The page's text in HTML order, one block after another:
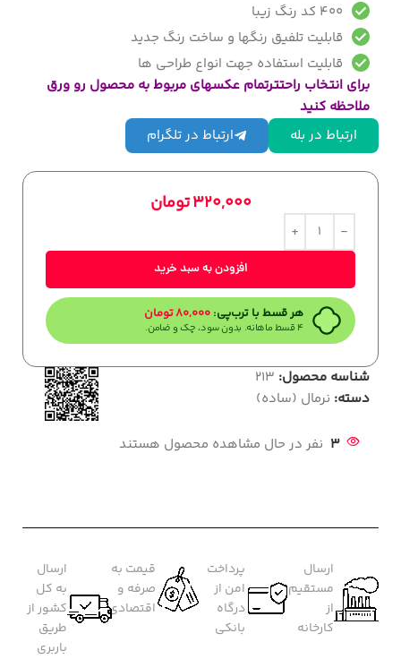
400 کد رنگ زیبا
قابلیت تلفیق رنگها و ساخت رنگ جدید
قابلیت استفاده جهت انواع طراحی ها
برای انتخاب راحتترتمام عکسهای مربوط به محصول رو ورق
ملاحظه کنید
ارتباط در بله
ارتباط در تلگرام
320,000تومان
افزودن به سبد خرید
هر قسط با ترب‌پی: 80,000تومان
۴ قسط ماهانه. بدون سود، چک و ضامن.
شناسه محصول: 213
دسته: نرمال (ساده)
3 نفر در حال مشاهده محصول هستند
ارسال
مستقیم
از
کارخانه
پرداخت
امن از
درگاه
بانکی
قیمت به
صرفه و
اقتصادی
ارسال
به کل
کشور از
طریق
باربری